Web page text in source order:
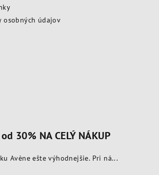
osobných údajov
30% NA CELÝ NÁKUP
Avène ešte výhodnejšie. Pri ná...